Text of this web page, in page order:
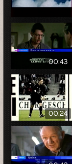
00:43
00:24